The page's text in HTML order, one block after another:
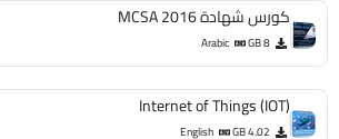
كورس شهادة MCSA 2016
8 GB
Arabic
Internet of Things (IOT)
4.02 GB
English